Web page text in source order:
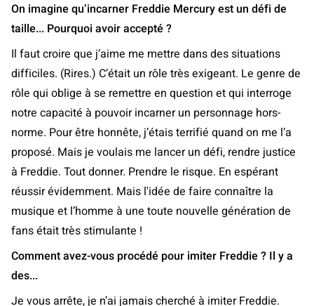
On imagine qu’incarner Freddie Mercury est un défi de
taille... Pourquoi avoir accepté ?
Il faut croire que j’aime me mettre dans des situations
difficiles. (Rires.) C’était un rôle très exigeant. Le genre de
rôle qui oblige à se remettre en question et qui interroge
notre capacité à pouvoir incarner un personnage hors-
norme. Pour être honnête, j’étais terrifié quand on me l’a
proposé. Mais je voulais me lancer un défi, rendre justice
à Freddie. Tout donner. Prendre le risque. En espérant
réussir évidemment. Mais l'idée de faire connaître la
musique et l’homme à une toute nouvelle génération de
fans était très stimulante !
Comment avez-vous procédé pour imiter Freddie ? Il y a
des...
Je vous arrête, je n’ai jamais cherché à imiter Freddie.